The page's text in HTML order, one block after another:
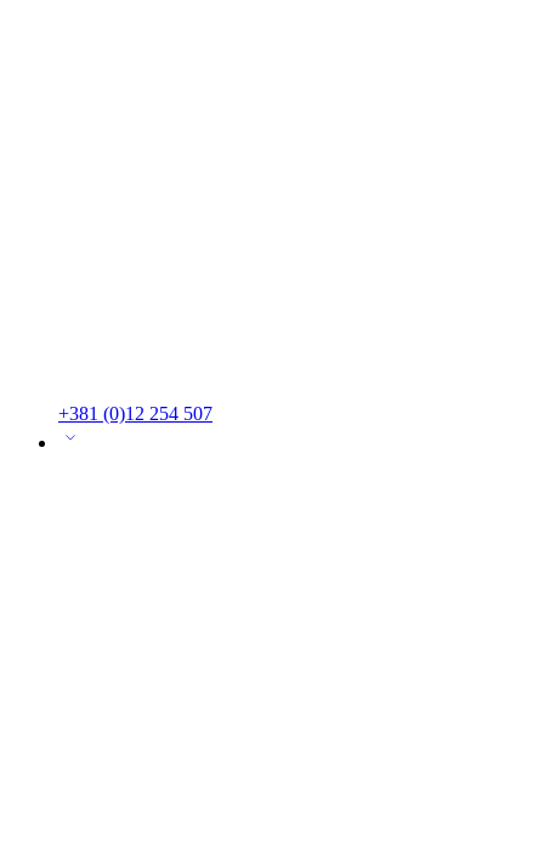
+381 (0)12 254 507